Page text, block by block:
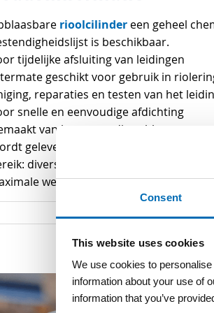
Consent
This website uses cookies
We use cookies to
information about your use of
information that you’ve
rioolcilinder een geheel
is beschikbaar.
tijdelijke afsluiting van leidingen
geschikt voor gebruik in
reparaties en testen van het
snelle en eenvoudige afdichting
van hoogwaardig rubber,
geleverd met 6 meter vulslang en
diverse
werkdruk: 2,5 bar